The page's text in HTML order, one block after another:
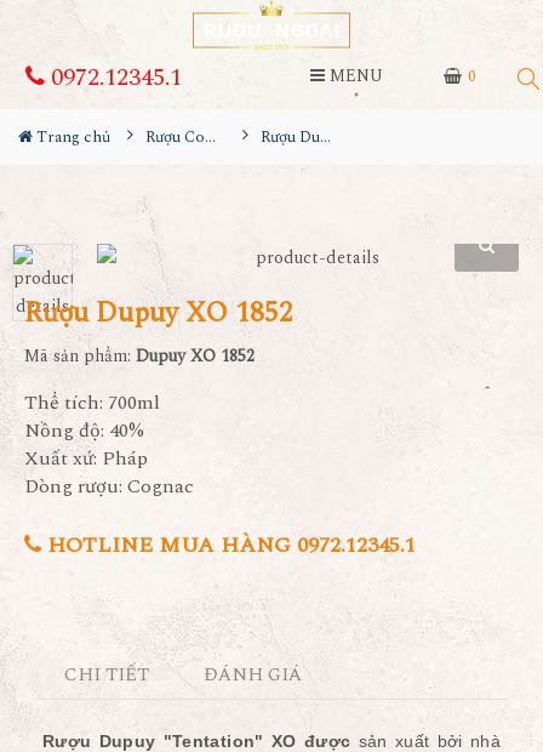
0
0972.12345.1 MENU
Trang chủ Rượu Cognac khác Rượu Dupuy XO 1852
Rượu Dupuy XO 1852
Mã sản phẩm: Dupuy XO 1852
Thể tích: 700ml
Nồng độ: 40%
Xuất xứ: Pháp
Dòng rượu: Cognac
HOTLINE MUA HÀNG 0972.12345.1
CHI TIẾT ĐÁNH GIÁ
Rượu Dupuy "Tentation" XO được sản xuất bởi nhà